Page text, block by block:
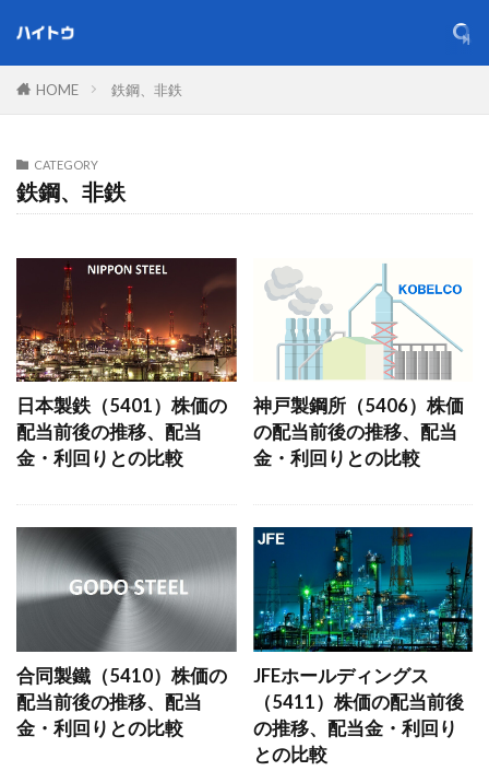
HOME 鉄鋼、非鉄
CATEGORY
鉄鋼、非鉄
日本製鉄（5401）株価の
配当前後の推移、配当
金・利回りとの比較
神戸製鋼所（5406）株価
の配当前後の推移、配当
金・利回りとの比較
合同製鐵（5410）株価の
配当前後の推移、配当
金・利回りとの比較
JFEホールディングス
（5411）株価の配当前後
の推移、配当金・利回り
との比較